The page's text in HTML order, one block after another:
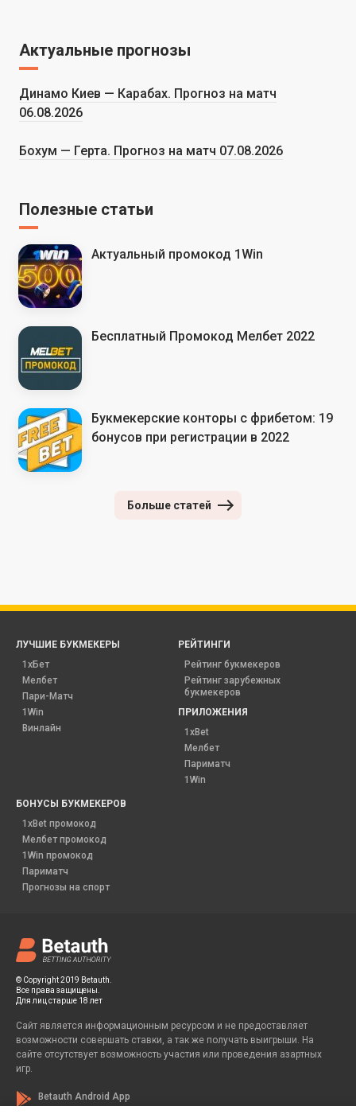
Актуальные прогнозы
Динамо Киев — Карабах. Прогноз на матч
06.08.2026
Бохум — Герта. Прогноз на матч 07.08.2026
Полезные статьи
Актуальный промокод 1Win
Бесплатный Промокод Мелбет 2022
Букмекерские конторы с фрибетом: 19
бонусов при регистрации в 2022
Больше статей
© Copyright 2019 Betauth.
Все права защищены.
Для лиц старше 18 лет
Сайт является информационным ресурсом и не предоставляет
возможности совершать ставки, а так же получать выигрыши. На
сайте отсутствует возможность участия или проведения азартных
игр.
Betauth Android App
ЛУЧШИЕ БУКМЕКЕРЫ
1хБет
Мелбет
Пари-Матч
1Win
Винлайн
РЕЙТИНГИ
Рейтинг букмекеров
Рейтинг зарубежных
букмекеров
ПРИЛОЖЕНИЯ
1xBet
Мелбет
Париматч
1Win
БОНУСЫ БУКМЕКЕРОВ
1xBet промокод
Мелбет промокод
1Win промокод
Париматч
Прогнозы на спорт